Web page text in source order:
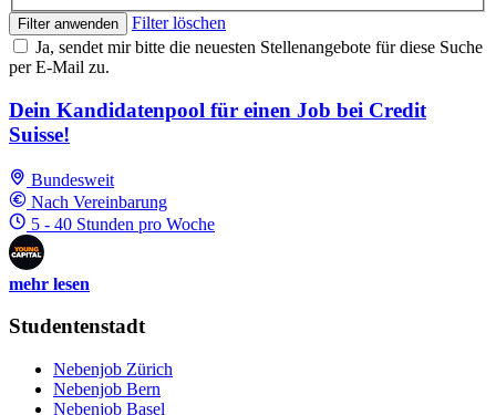
Filter anwenden
Filter löschen
Ja, sendet mir bitte die neuesten Stellenangebote für diese Suche
per E-Mail zu.
Dein Kandidatenpool für einen Job bei Credit
Suisse!
Bundesweit
Nach Vereinbarung
5 - 40 Stunden pro Woche
mehr lesen
Studentenstadt
Nebenjob Zürich
Nebenjob Bern
Nebenjob Basel